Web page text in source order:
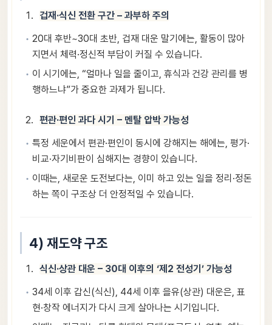
겁재·식신 전환 구간 – 과부하 주의
20대 후반~30대 초반, 겁재 대운 말기에는, 활동이 많아
지면서 체력·정신적 부담이 커질 수 있습니다.
이 시기에는, “얼마나 일을 줄이고, 휴식과 건강 관리를 병
행하느냐”가 중요한 과제가 됩니다.
편관·편인 과다 시기 – 멘탈 압박 가능성
특정 세운에서 편관·편인이 동시에 강해지는 해에는, 평가·
비교·자기비판이 심해지는 경향이 있습니다.
이때는, 새로운 도전보다는, 이미 하고 있는 일을 정리·정돈
하는 쪽이 구조상 더 안정적일 수 있습니다.
4) 재도약 구조
식신·상관 대운 – 30대 이후의 ‘제2 전성기’ 가능성
34세 이후 갑신(식신), 44세 이후 을유(상관) 대운은, 표
현·창작 에너지가 다시 크게 살아나는 시기입니다.